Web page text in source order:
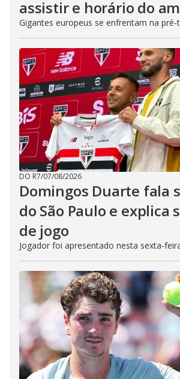
assistir e horário do
Gigantes europeus se enfrentam na
DO R7/07/08/2026
Domingos Duarte fala
do São Paulo e explica
de jogo
Jogador foi apresentado nesta sexta-